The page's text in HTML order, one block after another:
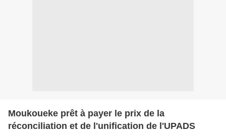
Moukoueke prêt à payer le prix de la
réconciliation et de l'unification de l'UPADS